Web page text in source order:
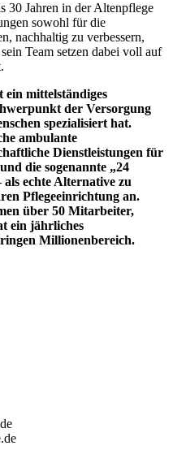
30 Jahren in der Altenpflege
sowohl für die
nachhaltig zu verbessern,
Team setzen dabei voll auf
ein mittelständiges
der Versorgung
spezialisiert hat.
ambulante
Dienstleistungen für
die sogenannte „24
echte Alternative zu
Pflegeeinrichtung an.
über 50 Mitarbeiter,
ein jährliches
Millionenbereich.